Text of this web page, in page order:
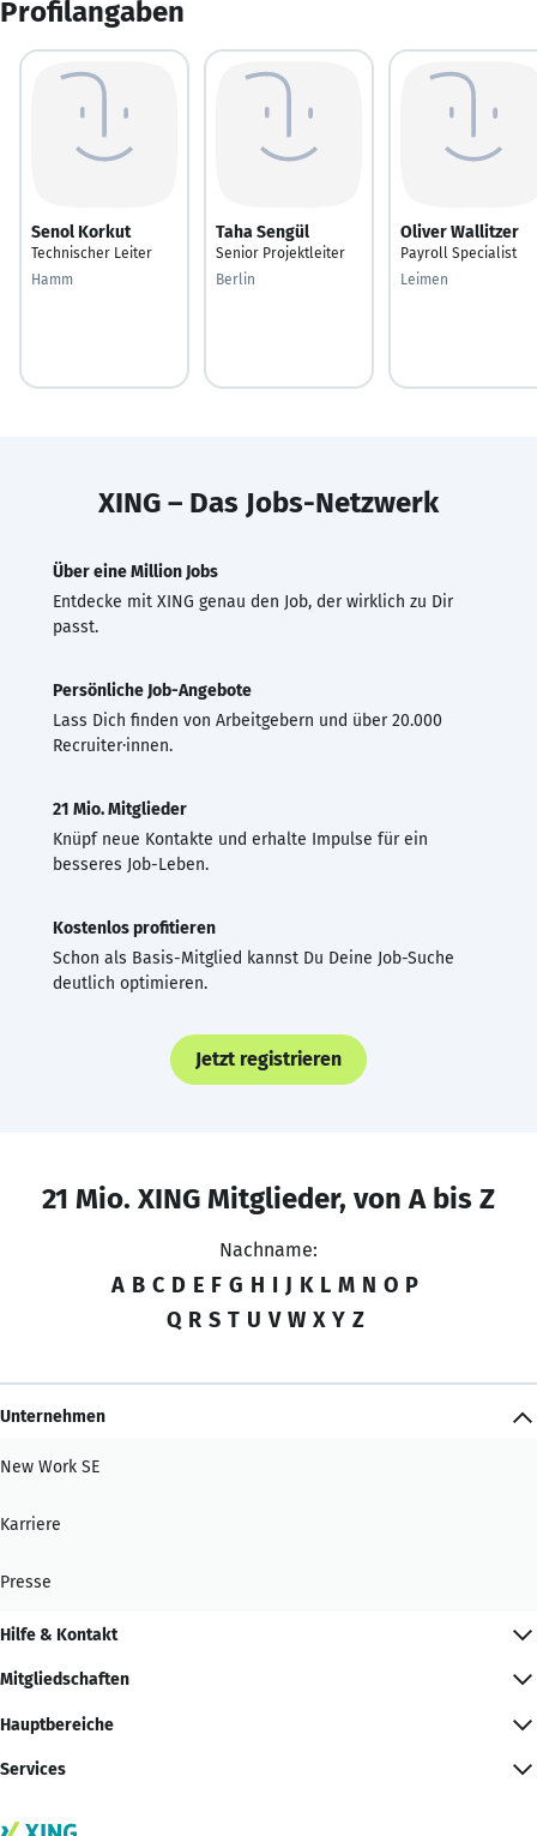
Profilangaben
Senol Korkut
Technischer Leiter
Hamm
Taha Sengül
Senior Projektleiter
Berlin
Oliver Wallitzer
Payroll Specialist
Leimen
XING – Das Jobs-Netzwerk
Über eine Million Jobs
Entdecke mit XING genau den Job, der wirklich zu Dir
passt.
Persönliche Job-Angebote
Lass Dich finden von Arbeitgebern und über 20.000
Recruiter·innen.
21 Mio. Mitglieder
Knüpf neue Kontakte und erhalte Impulse für ein
besseres Job-Leben.
Kostenlos profitieren
Schon als Basis-Mitglied kannst Du Deine Job-Suche
deutlich optimieren.
Jetzt registrieren
21 Mio. XING Mitglieder, von A bis Z
Nachname:
A B C D E F G H I J K L M N O P
Q R S T U V W X Y Z
Unternehmen
New Work SE
Karriere
Presse
Hilfe & Kontakt
Mitgliedschaften
Hauptbereiche
Services